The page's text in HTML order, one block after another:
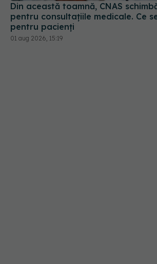
Din această toamnă, CNAS
pentru consultațiile medicale. Ce
pentru pacienți
01 aug 2026, 15:19